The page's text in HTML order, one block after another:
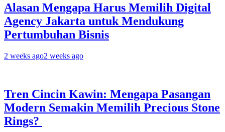
Alasan Mengapa Harus Memilih Digital
Agency Jakarta untuk Mendukung
Pertumbuhan Bisnis
2 weeks ago2 weeks ago
Tren Cincin Kawin: Mengapa Pasangan
Modern Semakin Memilih Precious Stone
Rings?